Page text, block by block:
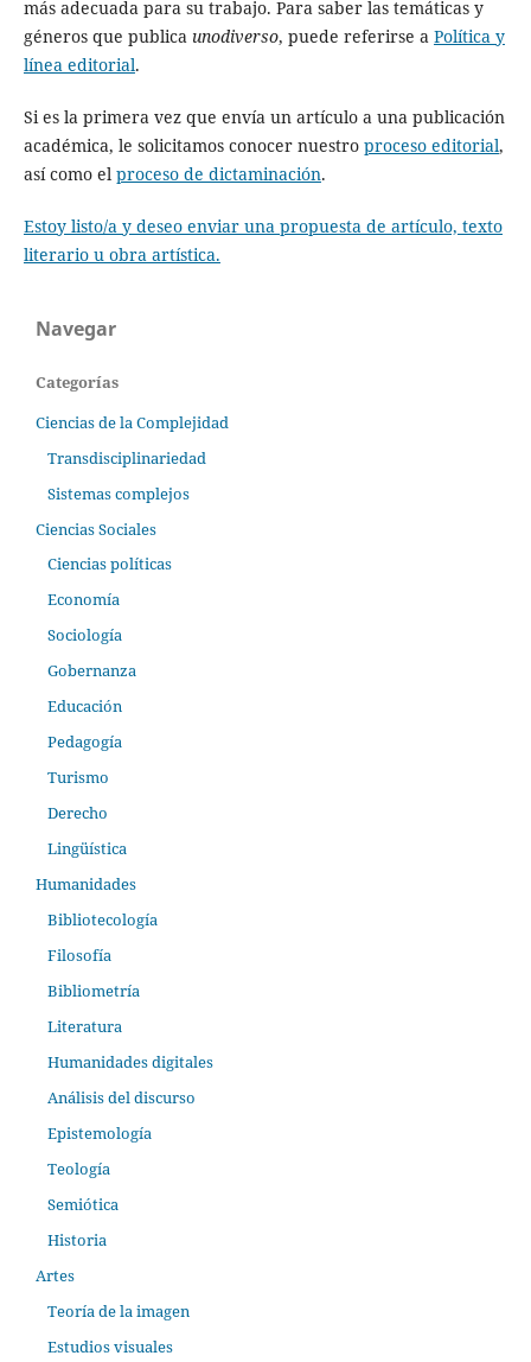
más adecuada para su trabajo. Para saber las temáticas y
géneros que publica unodiverso, puede referirse a Política y
línea editorial.
Si es la primera vez que envía un artículo a una publicación
académica, le solicitamos conocer nuestro proceso editorial,
así como el proceso de dictaminación.
Estoy listo/a y deseo enviar una propuesta de artículo, texto
literario u obra artística.
Navegar
Categorías
Ciencias de la Complejidad
Transdisciplinariedad
Sistemas complejos
Ciencias Sociales
Ciencias políticas
Economía
Sociología
Gobernanza
Educación
Pedagogía
Turismo
Derecho
Lingüística
Humanidades
Bibliotecología
Filosofía
Bibliometría
Literatura
Humanidades digitales
Análisis del discurso
Epistemología
Teología
Semiótica
Historia
Artes
Teoría de la imagen
Estudios visuales